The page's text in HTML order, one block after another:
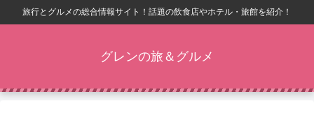
旅行とグルメの総合情報サイト！話題の飲食店やホテル・旅館を紹介！
グレンの旅＆グルメ